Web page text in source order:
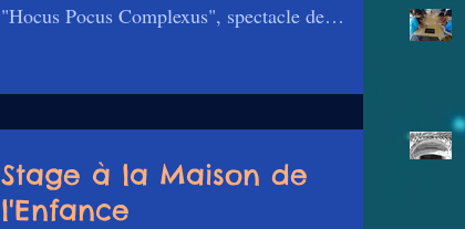
"Hocus Pocus Complexus", spectacle de
Stage à la Maison de
l'Enfance